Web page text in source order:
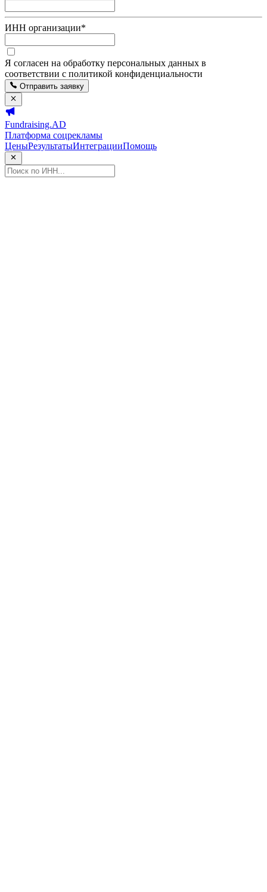
ИНН организации*
Я согласен на обработку персональных данных в
соответствии с политикой конфиденциальности
Отправить заявку
Fundraising.AD
Платформа соцрекламы
ЦеныРезультатыИнтеграцииПомощь